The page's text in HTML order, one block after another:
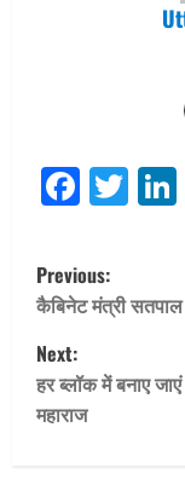
P
o
s
t
Previous:
कैबिनेट मंत्री सतपाल
Next:
हर ब्लॉक में बनाए
महाराज